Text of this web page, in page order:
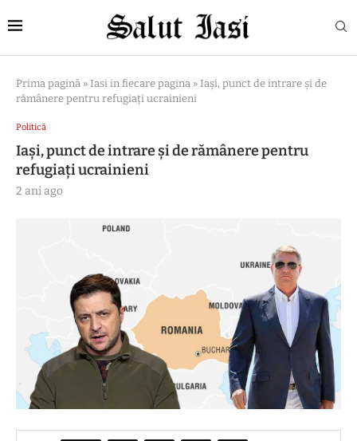
Prima pagină » Iasi in fiecare pagina » Iași, punct de intrare și de
rămânere pentru refugiați ucrainieni
Politică
Iași, punct de intrare și de rămânere pentru
refugiați ucrainieni
2 ani ago